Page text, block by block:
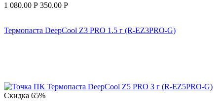
1 080.00 Р 350.00 Р
Термопаста DeepCool Z3 PRO 1.5 г (R-EZ3PRO-G)
Скидка 65%